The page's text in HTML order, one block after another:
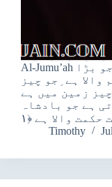
Al-Jumu’ah شروع الله کے نام سے جو بڑا
والا ہے ِجو چیز
زمین میں ہے
ہے جو بادشاہ
Timothy